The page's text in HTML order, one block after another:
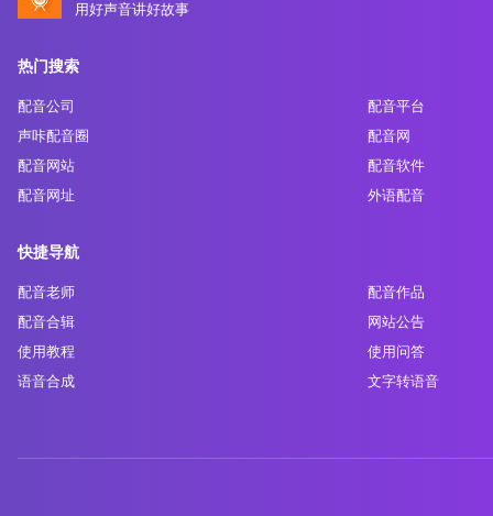
用好声音讲好故事
热门搜索
配音公司
配音平台
声咔配音圈
配音网
配音网站
配音软件
配音网址
外语配音
快捷导航
配音老师
配音作品
配音合辑
网站公告
使用教程
使用问答
语音合成
文字转语音